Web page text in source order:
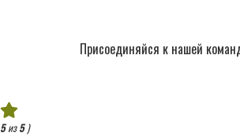
Присоединяйся к нашей
5из5)